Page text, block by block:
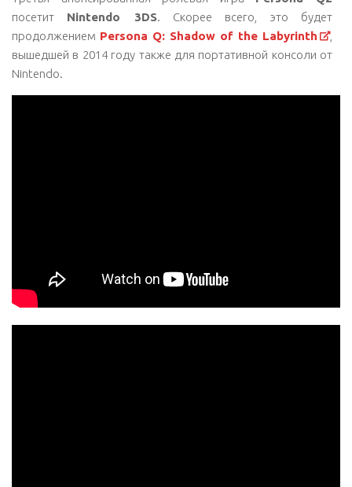
посетит Nintendo 3DS. Скорее всего, это будет
продолжением Persona Q: Shadow of the Labyrinth
,
вышедшей в 2014 году также для портативной консоли от
Nintendo.